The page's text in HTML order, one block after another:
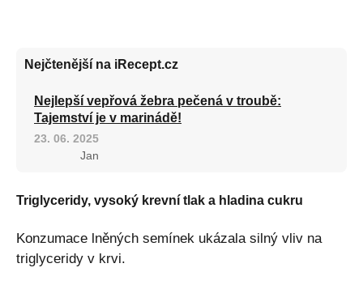
Nejčtenější na iRecept.cz
Nejlepší vepřová žebra pečená v troubě:
Tajemství je v marinádě!
23. 06. 2025
Jan
Triglyceridy, vysoký krevní tlak a hladina cukru
Konzumace lněných semínek ukázala silný vliv na
triglyceridy v krvi.